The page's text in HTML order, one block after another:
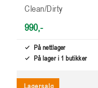
Clean/Dirty
990,-
På nettlager
På lager i 1 butikker